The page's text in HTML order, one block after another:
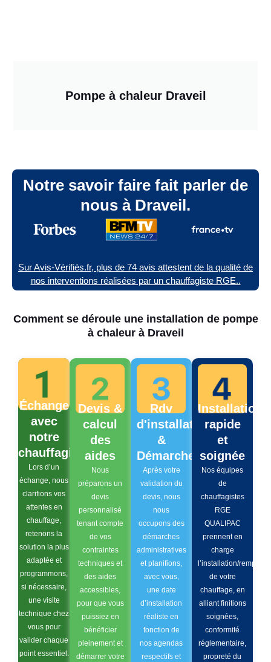
Pompe à chaleur Draveil
Notre savoir faire fait parler de
nous à Draveil.
Sur Avis-Vérifiés.fr, plus de 74 avis attestent de la qualité de
nos interventions réalisées par un chauffagiste RGE..
Comment se déroule une installation de pompe
à chaleur à Draveil
Échange
avec
notre
chauffagiste
Lors d’un
échange, nous
clarifions vos
attentes en
chauffage,
retenons la
solution la plus
adaptée et
programmons,
si nécessaire,
une visite
technique chez
vous pour
valider chaque
point essentiel.
Devis &
calcul
des
aides
Nous
préparons un
devis
personnalisé
tenant compte
de vos
contraintes
techniques et
des aides
accessibles,
pour que vous
puissiez en
bénéficier
pleinement et
démarrer votre
Rdv
d'installation
&
Démarches
Après votre
validation du
devis, nous
nous
occupons des
démarches
administratives
et planifions,
avec vous,
une date
d’installation
réaliste en
fonction de
nos agendas
respectifs et
Installation
rapide
et
soignée
Nos équipes
de
chauffagistes
RGE
QUALIPAC
prennent en
charge
l’installation/
de votre
chauffage, en
alliant finitions
soignées,
conformité
réglementaire,
propreté du